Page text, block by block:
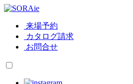
来場予約
カタログ請求
お問合せ